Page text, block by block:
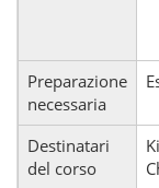
Preparazione
necessaria
Destinatari
del corso